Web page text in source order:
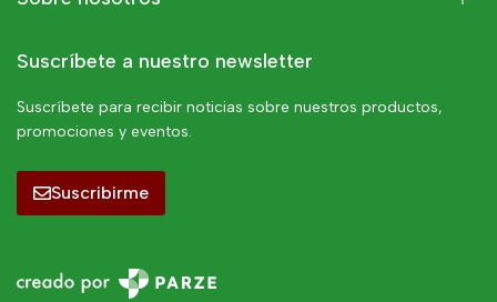
Suscríbete a nuestro newsletter
Suscríbete para recibir noticias sobre nuestros productos,
promociones y eventos.
Suscribirme